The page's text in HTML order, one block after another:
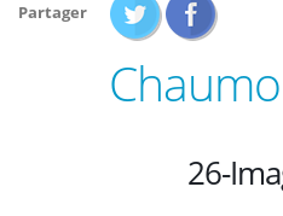
Partager
26-